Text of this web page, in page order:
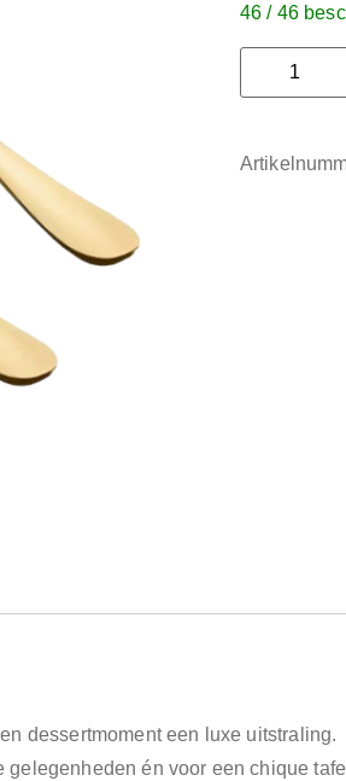
46 / 46
dessertmoment een luxe uitstraling.
én voor een chique